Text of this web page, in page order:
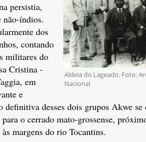
Aldeia do Lageado. Foto:
Nacional
persistia,
não-índios.
dos
contando
militares do
Cristina -
em
e
definitiva desses dois grupos Akwe se
o cerrado mato-grossense,
margens do rio Tocantins.